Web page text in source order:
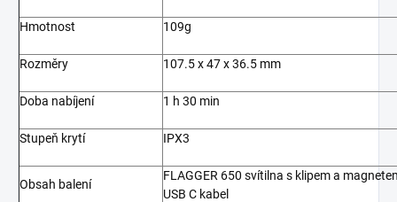
Hmotnost 109g
Rozměry 107.5 x 47 x 36.5 mm
Doba nabíjení 1 h 30 min
Stupeň krytí IPX3
Obsah balení
FLAGGER 650 svítilna s klipem a
USB C kabel